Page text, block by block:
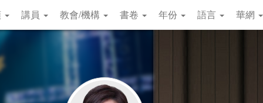
講員 教會/機構 書卷 年份 語言 華網